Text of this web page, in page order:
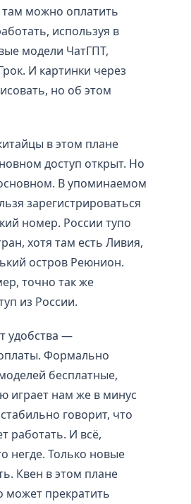
можно оплатить
используя в
модели ЧатГПТ,
И картинки через
но об этом
в этом плане
доступ открыт. Но
В упоминаемом
зарегистрироваться
номер. России тупо
хотя там есть Ливия,
остров Реюнион.
точно так же
из России.
удобства —
Формально
бесплатные,
играет нам же в минус
говорит, что
работать. И всё,
негде. Только новые
Квен в этом плане
может прекратить